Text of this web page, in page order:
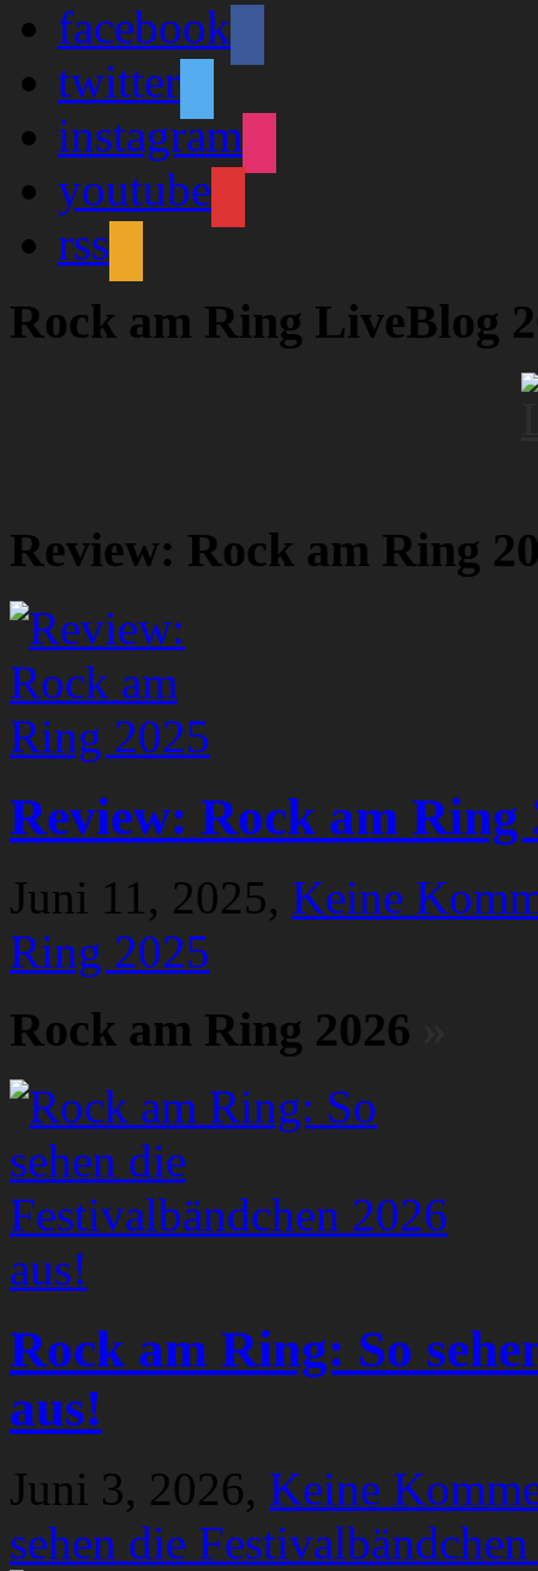
facebook
twitter
instagram
youtube
rss
Rock am Ring LiveBlog
Review: Rock am Ring
Review: Rock am Ring
Juni 11, 2025, Keine
Ring 2025
Rock am Ring 2026
Rock am Ring: So
aus!
Juni 3, 2026, Keine
sehen die